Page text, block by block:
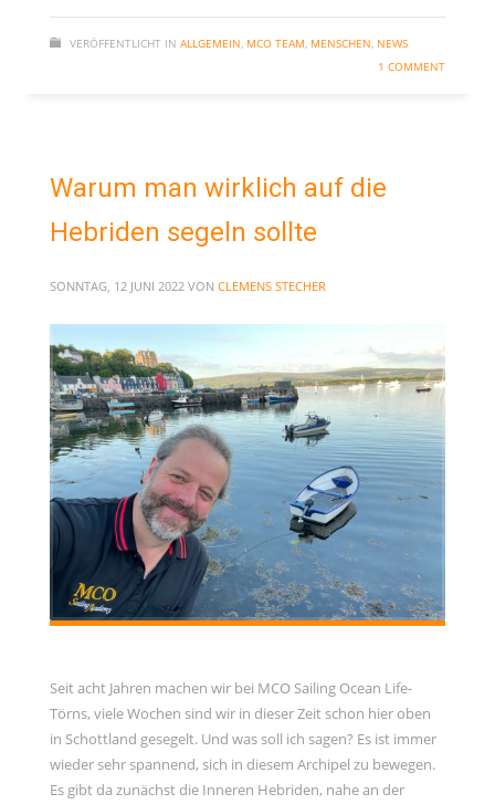
VERÖFFENTLICHT IN ALLGEMEIN MCO TEAM MENSCHEN NEWS
1 COMMENT
Warum man wirklich auf die
Hebriden segeln sollte
SONNTAG, 12 JUNI 2022 VON CLEMENS STECHER
Seit acht Jahren machen wir bei MCO Sailing Ocean Life-
Törns, viele Wochen sind wir in dieser Zeit schon hier oben
in Schottland gesegelt. Und was soll ich sagen? Es ist immer
wieder sehr spannend, sich in diesem Archipel zu bewegen.
Es gibt da zunächst die Inneren Hebriden, nahe an der